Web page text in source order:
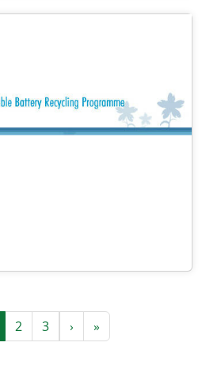
2 3 ›Next page
»Last page